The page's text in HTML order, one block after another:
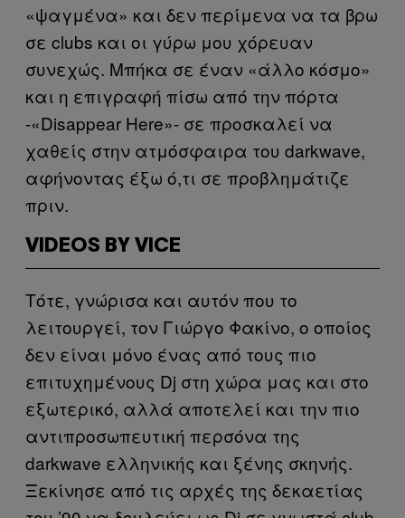
«ψαγμένα» και δεν περίμενα να τα βρω
σε clubs και οι γύρω μου χόρευαν
συνεχώς. Μπήκα σε έναν «άλλο κόσμο»
και η επιγραφή πίσω από την πόρτα
-«Disappear Here»- σε προσκαλεί να
χαθείς στην ατμόσφαιρα του darkwave,
αφήνοντας έξω ό,τι σε προβλημάτιζε
πριν.
VIDEOS BY VICE
Τότε, γνώρισα και αυτόν που το
λειτουργεί, τον Γιώργο Φακίνο, ο οποίος
δεν είναι μόνο ένας από τους πιο
επιτυχημένους Dj στη χώρα μας και στο
εξωτερικό, αλλά αποτελεί και την πιο
αντιπροσωπευτική περσόνα της
darkwave ελληνικής και ξένης σκηνής.
Ξεκίνησε από τις αρχές της δεκαετίας